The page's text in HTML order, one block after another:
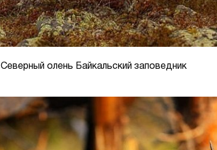
Северный олень Байкальский заповедник